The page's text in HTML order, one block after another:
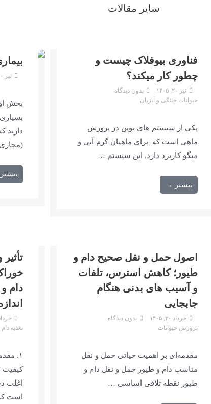
سایر مقالات
فناوری بیوفلاک چیست و
چطور کار میکند؟
تیر ۲۰, ۱۴۰۵
بدون دیدگاه
حیوانات خانگی و آبزیان
یکی از سیستم های نوین در پرورش
ماهی است که برای ماهیان گرم آبی و
میگو کاربرد دارد. این سیستم …
بیشتر →
تیر ۱۰, ۱۴۰۵
بخش
دارند
اصول حمل و نقل صحیح دام و
طیور؛ کاهش استرس، تلفات
و آسیب های بدنی هنگام
جابجایی
خرداد ۲۰, ۱۴۰۵
بدون دیدگاه
پرورش حیوانات
مقدمه‌ای بر اهمیت حیاتی حمل و نقل
مناسب دام و طیور حمل و نقل دام و
طیور نقطه تلاقی اساسی …
دام
خرداد ۱۰,
تغذیه
۱.
کیفیت
اغلب
است